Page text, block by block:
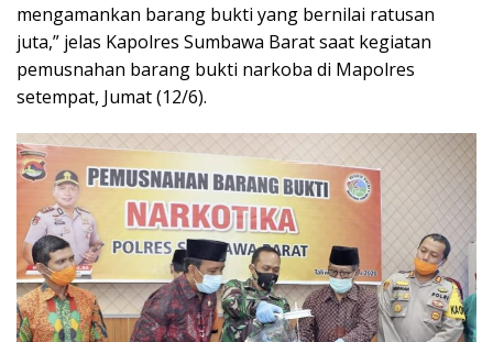
mengamankan barang bukti yang bernilai ratusan
juta,” jelas Kapolres Sumbawa Barat saat kegiatan
pemusnahan barang bukti narkoba di Mapolres
setempat, Jumat (12/6).